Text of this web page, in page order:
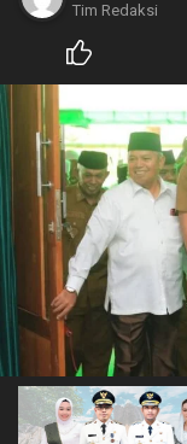
Tim Redaksi